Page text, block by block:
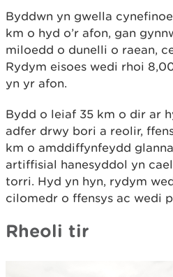
Byddwn yn gwella
km o hyd o’r afon, gan
miloedd o dunelli o raean,
Rydym eisoes wedi rhoi
yn yr afon.
Bydd o leiaf 35 km o dir ar
adfer drwy bori a reolir,
km o amddiffynfeydd
artiffisial hanesyddol yn
torri. Hyd yn hyn, rydym
cilomedr o ffensys ac wedi
Rheoli tir